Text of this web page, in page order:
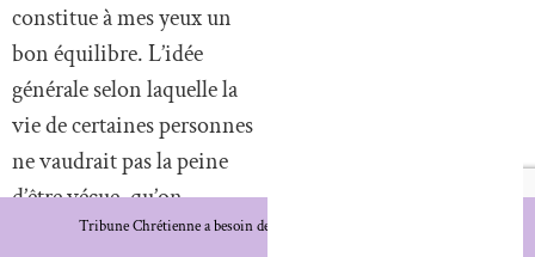
constitue à mes yeux un
bon équilibre. L’idée
générale selon laquelle la
vie de certaines personnes
ne vaudrait pas la peine
d’être vécue, qu’on
mourrait dans “l’indignité”,
Tribune Chrétienne a besoin de vous !